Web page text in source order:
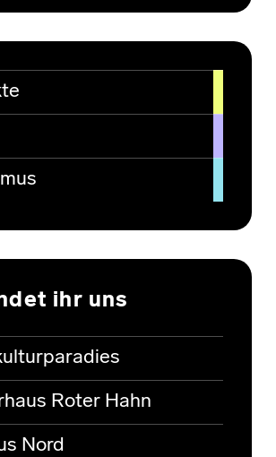
ihr uns
Roter Hahn
Nord